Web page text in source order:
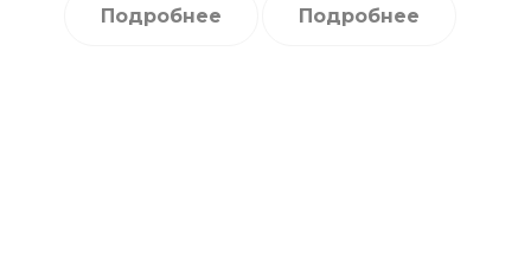
Подробнее Подробнее